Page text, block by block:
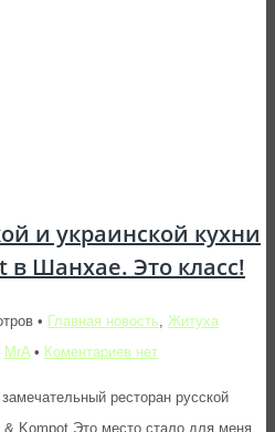
и украинской кухни
в Шанхае. Это класс!
• Главная новость
Житуха
MrA • Коментариев нет
ресторан русской
Kompot Это место стало для меня